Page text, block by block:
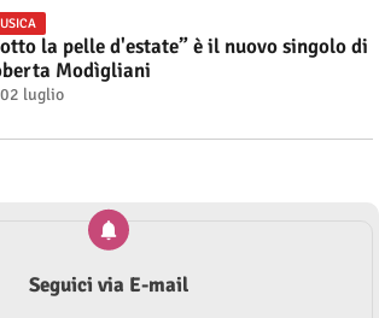
la pelle d'estate” è il nuovo singolo di
Modìgliani
02 luglio
Seguici via E-mail